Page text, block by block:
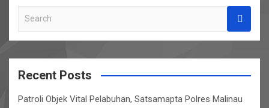
a
r
cRecent Posts
Patroli Objek Vital Pelabuhan, Satsamapta Polres Malinau